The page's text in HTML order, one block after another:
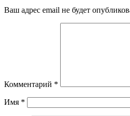
Ваш адрес email не будет
Комментарий *
Имя *